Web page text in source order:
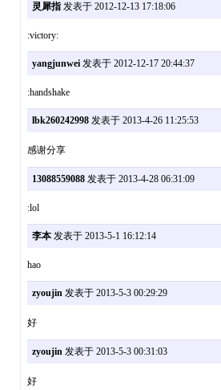
灵犀指发表于 2012-12-13 17:18:06
:victory:
yangjunwei发表于 2012-12-17 20:44:37
:handshake
lbk260242998发表于 2013-4-26 11:25:53
感谢分享
13088559088发表于 2013-4-28 06:31:09
:lol
李本发表于 2013-5-1 16:12:14
hao
zyoujin发表于 2013-5-3 00:29:29
好
zyoujin发表于 2013-5-3 00:31:03
好